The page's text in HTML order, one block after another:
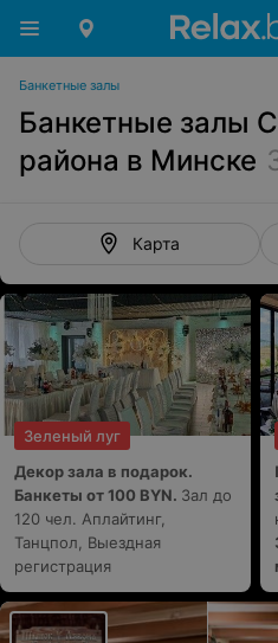
Банкетные залы
Банкетные залы
района в Минске
Карта
Зеленый луг
Декор зала в подарок.
Банкеты от 100 BYN. Зал до
120 чел. Аплайтинг,
Танцпол, Выездная
регистрация